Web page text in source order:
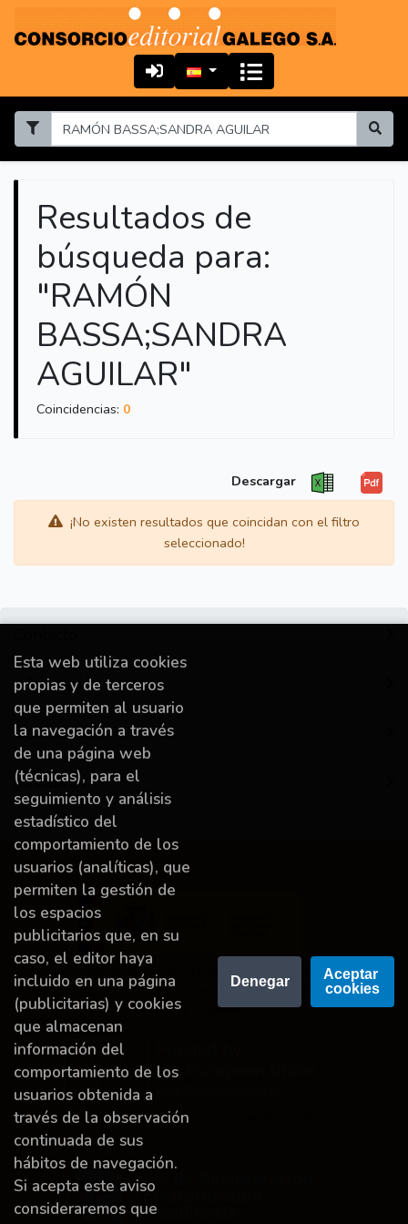
Resultados de
búsqueda para:
"RAMÓN
BASSA;SANDRA
AGUILAR"
Coincidencias: 0
Descargar
¡No existen resultados que coincidan con el filtro
seleccionado!
Información
Destacado
Mi cuenta
Proyecto financiado por la Dirección General del
Libro y Fomento de la Lectura, Ministerio de
Cultura y Deporte.
Financiado por la Unión Europea-Next Generation
Esta web utiliza cookies
propias y de terceros
que permiten al usuario
la navegación a través
de una página web
(técnicas), para el
seguimiento y análisis
estadístico del
comportamiento de los
usuarios (analíticas), que
permiten la gestión de
los espacios
publicitarios que, en su
caso, el editor haya
incluido en una página
(publicitarias) y cookies
que almacenan
información del
comportamiento de los
usuarios obtenida a
través de la observación
continuada de sus
hábitos de navegación.
Si acepta este aviso
consideraremos que
Denegar
Aceptar
cookies